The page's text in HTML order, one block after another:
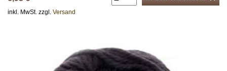
inkl. MwSt. zzgl. Versand